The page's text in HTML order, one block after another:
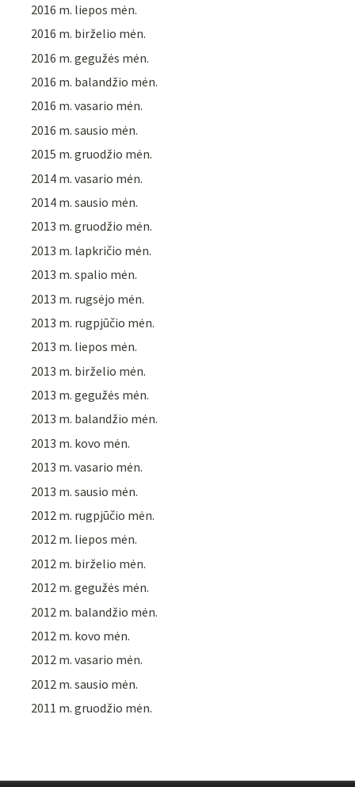
2016 m. liepos mėn.
2016 m. birželio mėn.
2016 m. gegužės mėn.
2016 m. balandžio mėn.
2016 m. vasario mėn.
2016 m. sausio mėn.
2015 m. gruodžio mėn.
2014 m. vasario mėn.
2014 m. sausio mėn.
2013 m. gruodžio mėn.
2013 m. lapkričio mėn.
2013 m. spalio mėn.
2013 m. rugsėjo mėn.
2013 m. rugpjūčio mėn.
2013 m. liepos mėn.
2013 m. birželio mėn.
2013 m. gegužės mėn.
2013 m. balandžio mėn.
2013 m. kovo mėn.
2013 m. vasario mėn.
2013 m. sausio mėn.
2012 m. rugpjūčio mėn.
2012 m. liepos mėn.
2012 m. birželio mėn.
2012 m. gegužės mėn.
2012 m. balandžio mėn.
2012 m. kovo mėn.
2012 m. vasario mėn.
2012 m. sausio mėn.
2011 m. gruodžio mėn.